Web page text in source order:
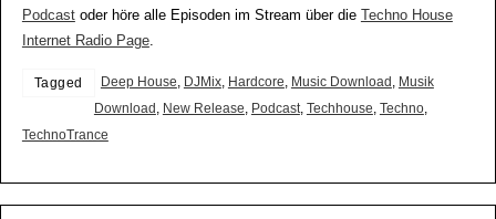
Podcastoder höre alle Episoden im Stream über die
Techno House
Internet Radio Page.
Tagged Deep House, DJMix, Hardcore, Music Download , Musik
Download , New Release, Podcast, Techhouse, Techno,
TechnoTrance